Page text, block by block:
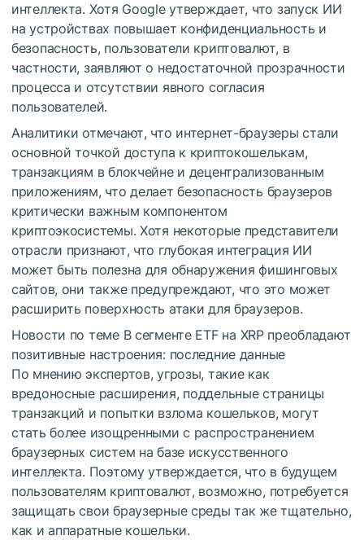
интеллекта. Хотя Google утверждает, что запуск ИИ
на устройствах повышает конфиденциальность и
безопасность, пользователи криптовалют, в
частности, заявляют о недостаточной прозрачности
процесса и отсутствии явного согласия
пользователей.
Аналитики отмечают, что интернет-браузеры стали
основной точкой доступа к криптокошелькам,
транзакциям в блокчейне и децентрализованным
приложениям, что делает безопасность браузеров
критически важным компонентом
криптоэкосистемы. Хотя некоторые представители
отрасли признают, что глубокая интеграция ИИ
может быть полезна для обнаружения фишинговых
сайтов, они также предупреждают, что это может
расширить поверхность атаки для браузеров.
Новости по теме В сегменте ETF на XRP преобладают
позитивные настроения: последние данные
По мнению экспертов, угрозы, такие как
вредоносные расширения, поддельные страницы
транзакций и попытки взлома кошельков, могут
стать более изощренными с распространением
браузерных систем на базе искусственного
интеллекта. Поэтому утверждается, что в будущем
пользователям криптовалют, возможно, потребуется
защищать свои браузерные среды так же тщательно,
как и аппаратные кошельки.